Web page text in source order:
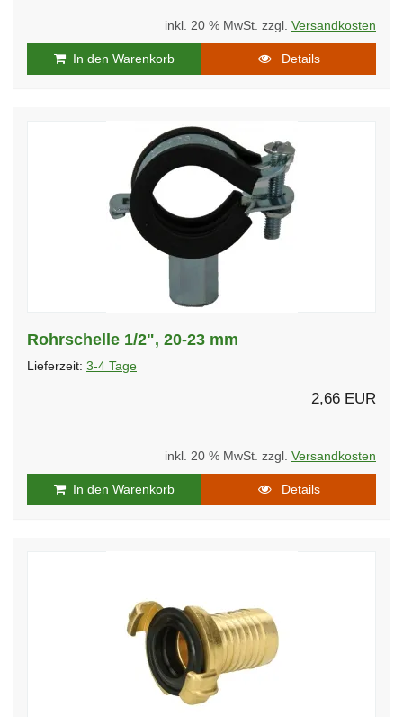
inkl. 20 % MwSt. zzgl. Versandkosten
In den Warenkorb Details
Rohrschelle 1/2", 20-23 mm
Lieferzeit: 3-4 Tage
2,66 EUR
inkl. 20 % MwSt. zzgl. Versandkosten
In den Warenkorb Details